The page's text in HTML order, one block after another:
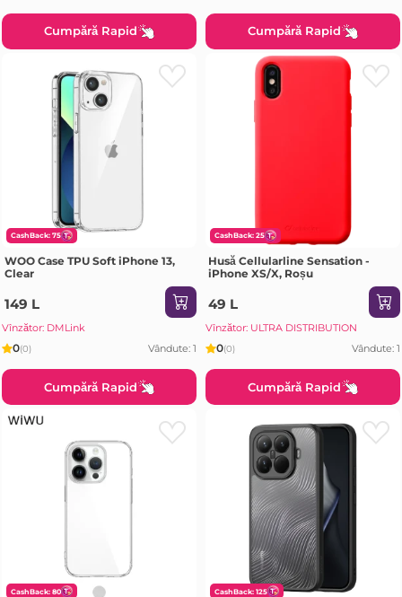
Cumpără Rapid Cumpără Rapid
CashBack: 75
WOO Case TPU Soft iPhone 13,
Clear
149 L
Vînzător: DMLink
0(0) Vândute: 1
Cumpără Rapid
CashBack: 25
Husă Cellularline Sensation -
iPhone XS/X, Roșu
49 L
Vînzător: ULTRA DISTRIBUTION
0(0) Vândute: 1
Cumpără Rapid
CashBack: 80 CashBack: 125